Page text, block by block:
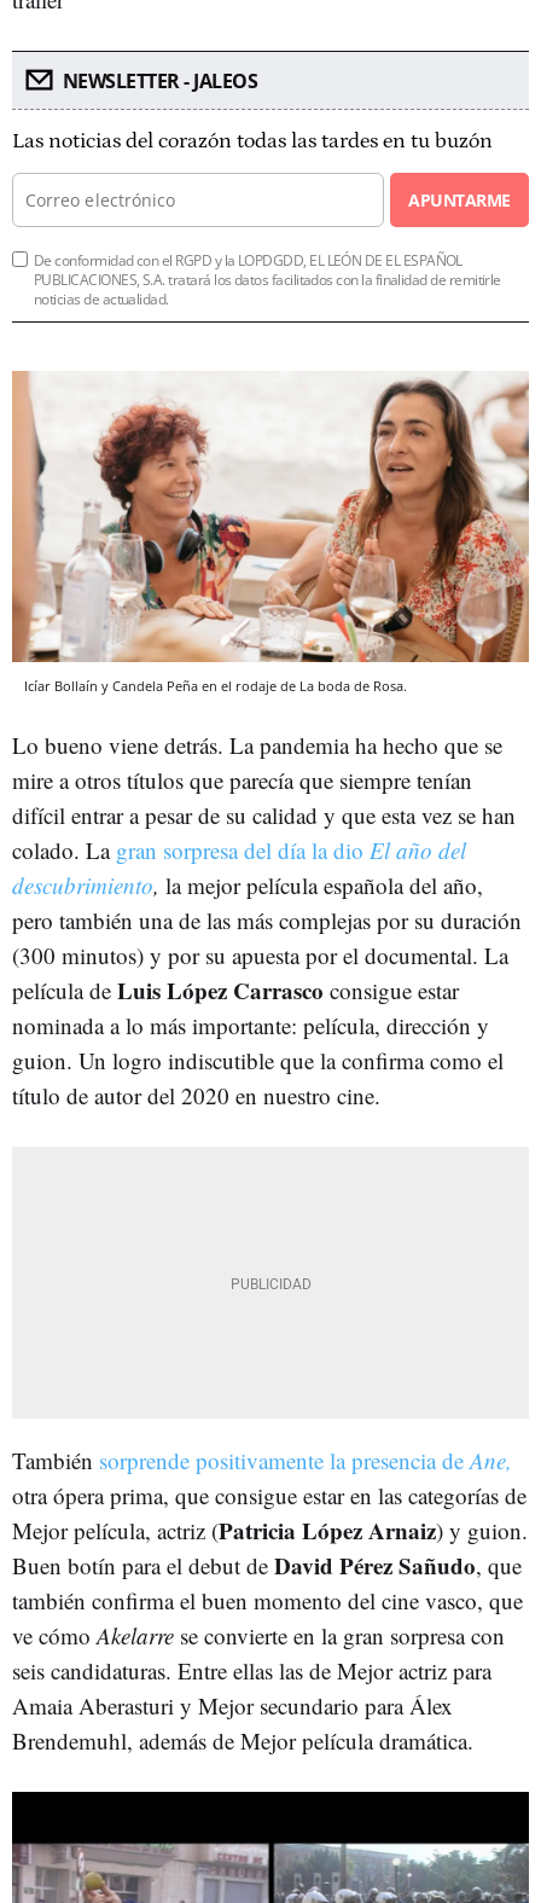
NEWSLETTER - JALEOS
Las noticias del corazón todas las tardes en tu buzón
APUNTARME
De conformidad con el RGPD y la LOPDGDD, EL LEÓN DE EL ESPAÑOL
PUBLICACIONES, S.A. tratará los datos facilitados con la finalidad de remitirle
noticias de actualidad.
Icíar Bollaín y Candela Peña en el rodaje de La boda de Rosa.
Lo bueno viene detrás. La pandemia ha hecho que se
mire a otros títulos que parecía que siempre tenían
difícil entrar a pesar de su calidad y que esta vez se han
colado. La gran sorpresa del día la dio El año del
descubrimiento, la mejor película española del año,
pero también una de las más complejas por su duración
(300 minutos) y por su apuesta por el documental. La
película de Luis López Carrasco consigue estar
nominada a lo más importante: película, dirección y
guion. Un logro indiscutible que la confirma como el
título de autor del 2020 en nuestro cine.
También sorprende positivamente la presencia de Ane,
otra ópera prima, que consigue estar en las categorías de
Mejor película, actriz (Patricia López Arnaiz) y guion.
Buen botín para el debut de David Pérez Sañudo, que
también confirma el buen momento del cine vasco, que
ve cómo Akelarre se convierte en la gran sorpresa con
seis candidaturas. Entre ellas las de Mejor actriz para
Amaia Aberasturi y Mejor secundario para Álex
Brendemuhl, además de Mejor película dramática.